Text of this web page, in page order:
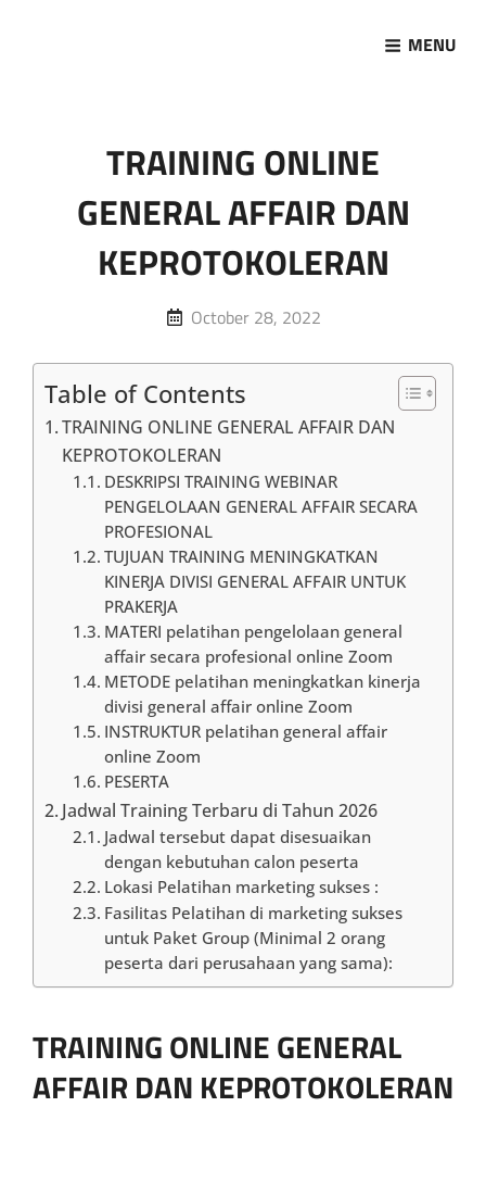
MENU
TRAINING ONLINE
GENERAL AFFAIR DAN
KEPROTOKOLERAN
Posted
October 28, 2022
Table of Contents
TRAINING ONLINE GENERAL AFFAIR DAN
KEPROTOKOLERAN
DESKRIPSI TRAINING WEBINAR
PENGELOLAAN GENERAL AFFAIR SECARA
PROFESIONAL
TUJUAN TRAINING MENINGKATKAN
KINERJA DIVISI GENERAL AFFAIR UNTUK
PRAKERJA
MATERI pelatihan pengelolaan general
affair secara profesional online Zoom
METODE pelatihan meningkatkan kinerja
divisi general affair online Zoom
INSTRUKTUR pelatihan general affair
online Zoom
PESERTA
Jadwal Training Terbaru di Tahun 2026
Jadwal tersebut dapat disesuaikan
dengan kebutuhan calon peserta
Lokasi Pelatihan marketing sukses :
Fasilitas Pelatihan di marketing sukses
untuk Paket Group (Minimal 2 orang
peserta dari perusahaan yang sama):
TRAINING ONLINE GENERAL
AFFAIR DAN KEPROTOKOLERAN